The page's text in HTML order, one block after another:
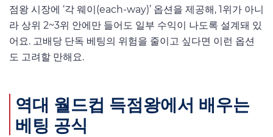
점왕 시장에 ‘각 웨이(each-way)’ 옵션을 제공해, 1위가 아니
라 상위 2~3위 안에만 들어도 일부 수익이 나도록 설계돼 있
어요. 고배당 단독 베팅의 위험을 줄이고 싶다면 이런 옵션
도 고려할 만해요.
역대 월드컵 득점왕에서 배우는
베팅 공식